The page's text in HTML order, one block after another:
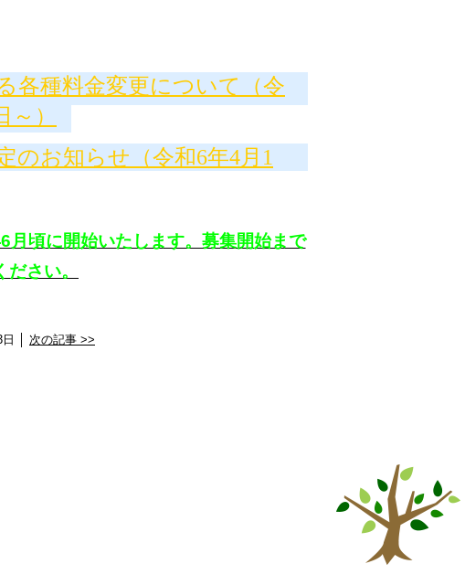
各種料金変更について（令
～）
のお知らせ（令和6年4月1
頃に開始いたします。募集開始まで
さい。
│ 次の記事 >>